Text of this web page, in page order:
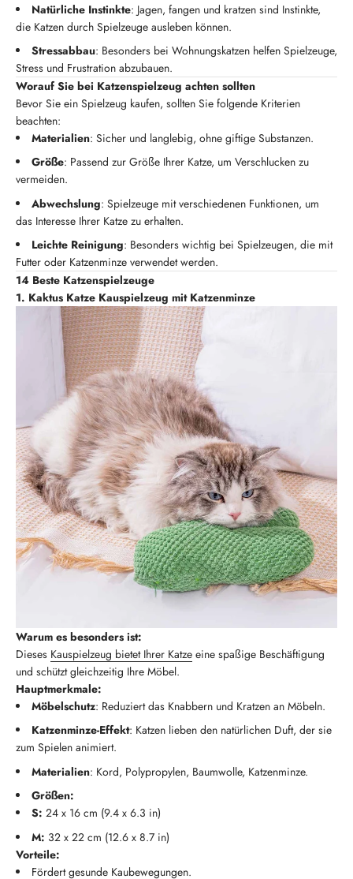
Natürliche Instinkte: Jagen, fangen und kratzen sind Instinkte,
die Katzen durch Spielzeuge ausleben können.
Stressabbau: Besonders bei Wohnungskatzen helfen Spielzeuge,
Stress und Frustration abzubauen.
Worauf Sie bei Katzenspielzeug achten sollten
Bevor Sie ein Spielzeug kaufen, sollten Sie folgende Kriterien
beachten:
Materialien: Sicher und langlebig, ohne giftige Substanzen.
Größe: Passend zur Größe Ihrer Katze, um Verschlucken zu
vermeiden.
Abwechslung: Spielzeuge mit verschiedenen Funktionen, um
das Interesse Ihrer Katze zu erhalten.
Leichte Reinigung: Besonders wichtig bei Spielzeugen, die mit
Futter oder Katzenminze verwendet werden.
14 Beste Katzenspielzeuge
1. Kaktus Katze Kauspielzeug mit Katzenminze
Warum es besonders ist:
Dieses Kauspielzeug bietet Ihrer Katze eine spaßige Beschäftigung
und schützt gleichzeitig Ihre Möbel.
Hauptmerkmale:
Möbelschutz: Reduziert das Knabbern und Kratzen an Möbeln.
Katzenminze-Effekt: Katzen lieben den natürlichen Duft, der sie
zum Spielen animiert.
Materialien: Kord, Polypropylen, Baumwolle, Katzenminze.
Größen:
S: 24 x 16 cm (9.4 x 6.3 in)
M: 32 x 22 cm (12.6 x 8.7 in)
Vorteile:
Fördert gesunde Kaubewegungen.